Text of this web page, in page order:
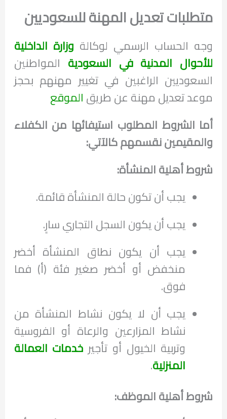
متطلبات تعديل المهنة للسعوديين
وجه الحساب الرسمي لوكالة وزارة الداخلية
للأحوال المدنية في السعودية المواطنين
السعوديين الراغبين في تغيير مهنهم بحجز
موعد تعديل مهنة عن طريق الموقع
أما الشروط المطلوب استيفائها من الكفلاء
والمقيمين نقسمهم كالآتي:
شروط أهلية المنشأة:
يجب أن تكون حالة المنشأة قائمة.
يجب أن يكون السجل التجاري سارٍ.
يجب أن يكون نطاق المنشأة أخضر
منخفض أو أخضر صغير فئة (أ) فما
فوق.
يجب أن لا يكون نشاط المنشأة من
نشاط المزارعين والرعاة أو الفروسية
وتربية الخيول أو تأجير خدمات العمالة
المنزلية.
شروط أهلية الموظف: